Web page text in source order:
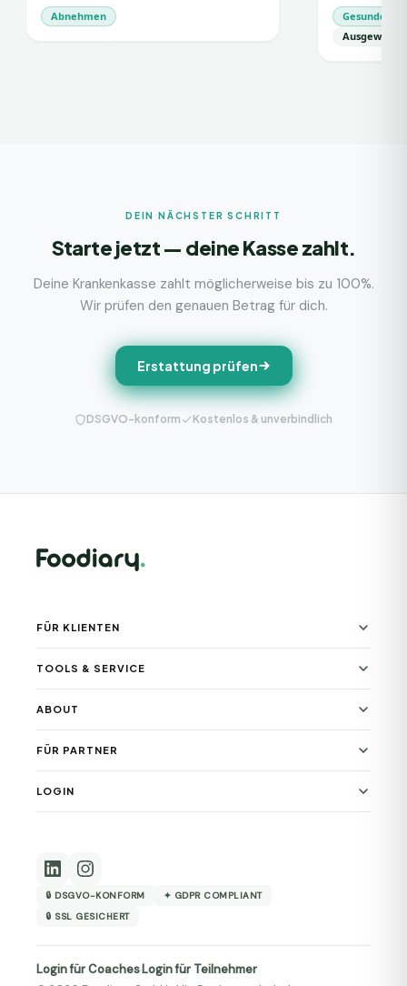
Abnehmen
Gesunde
DEIN NÄCHSTER SCHRITT
Starte jetzt — deine Kasse zahlt.
Deine Krankenkasse zahlt möglicherweise bis zu 100%.
Wir prüfen den genauen Betrag für dich.
Erstattung prüfen
DSGVO-konform Kostenlos & unverbindlich
FÜR KLIENTEN
TOOLS & SERVICE
ABOUT
FÜR PARTNER
LOGIN
🔒 DSGVO-KONFORM
✦ GDPR COMPLIANT
🔒 SSL GESICHERT
Login für Coaches·Login für Teilnehmer